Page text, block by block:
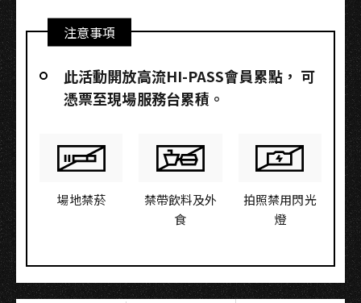
注意事項
此活動開放高流HI-PASS會員累點，​ 可
憑票至現場服務台累積。
場地禁菸
禁帶飲料及外
食
拍照禁用閃光
燈